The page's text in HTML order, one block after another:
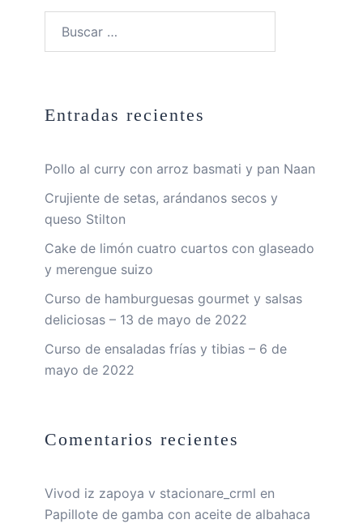
Entradas recientes
Pollo al curry con arroz basmati y pan Naan
Crujiente de setas, arándanos secos y
queso Stilton
Cake de limón cuatro cuartos con glaseado
y merengue suizo
Curso de hamburguesas gourmet y salsas
deliciosas – 13 de mayo de 2022
Curso de ensaladas frías y tibias – 6 de
mayo de 2022
Comentarios recientes
Vivod iz zapoya v stacionare_crml en
Papillote de gamba con aceite de albahaca